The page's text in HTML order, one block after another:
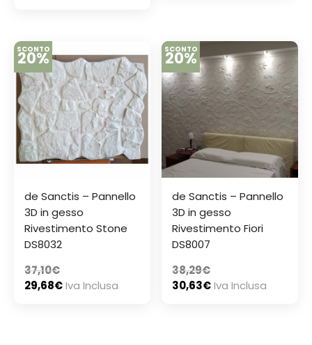
SCONTO
20%
de Sanctis – Pannello
3D in gesso
Rivestimento Stone
DS8032
37,10€
29,68€Iva Inclusa
SCONTO
20%
de Sanctis – Pannello
3D in gesso
Rivestimento Fiori
DS8007
38,29€
30,63€Iva Inclusa